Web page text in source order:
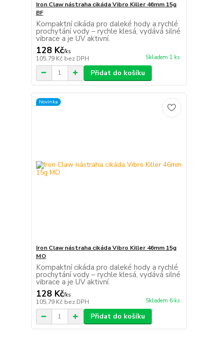
Iron Claw nástraha cikáda Vibro Killer 46mm 15g
BF
Kompaktní cikáda pro daleké hody a rychlé
prochytání vody – rychle klesá, vydává silné
vibrace a je UV aktivní.
128 Kč/ks
105,79 Kč bez DPH Skladem 1 ks
Přidat do košíku
Novinka
Iron Claw nástraha cikáda Vibro Killer 46mm 15g
MO
Kompaktní cikáda pro daleké hody a rychlé
prochytání vody – rychle klesá, vydává silné
vibrace a je UV aktivní.
128 Kč/ks
105,79 Kč bez DPH Skladem 6 ks
Přidat do košíku